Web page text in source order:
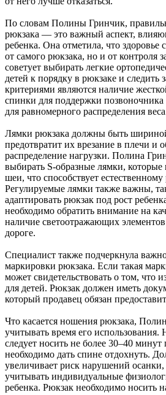
По словам Полины Гринчик,
рюкзака — это важный аспект,
ребенка. Она отметила, что здоровье
от самого рюкзака, но и от контроля
советует выбирать легкие
детей к порядку в рюкзаке и
критериями являются наличие
спинки для поддержки позвоночника
для равномерного распределения
Лямки рюкзака должны быть
предотвратит их врезание в плечи и
распределение нагрузки. Полина
выбирать S-образные лямки,
шеи, что способствует
Регулируемые лямки также важны,
адаптировать рюкзак под рост
необходимо обратить внимание на
наличие светоотражающих элементов
дороге.
Специалист также подчеркнула
маркировки рюкзака. Если такая
может свидетельствовать о том, что
для детей. Рюкзак должен иметь
который продавец обязан
Что касается ношения рюкзака,
учитывать время его
следует носить не более 30–40 минут
необходимо дать спине отдохнуть.
увеличивает риск нарушений
учитывать индивидуальные
ребенка. Рюкзак необходимо носить